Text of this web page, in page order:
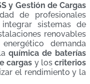
y Gestión de Cargas
de profesionales
sistemas de
renovables
demanda
química de baterías
cargas y loscriterios
el rendimiento y la